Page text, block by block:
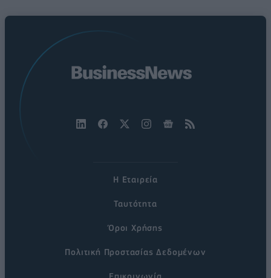
Η Εταιρεία
Ταυτότητα
Όροι Χρήσης
Πολιτική Προστασίας Δεδομένων
Επικοινωνία